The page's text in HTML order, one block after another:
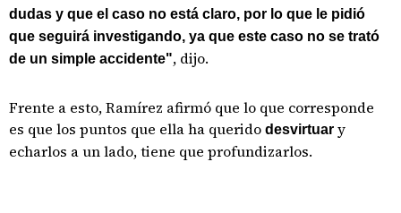
dudas y que el caso no está claro, por lo que le pidió
que seguirá investigando, ya que este caso no se trató
de un simple accidente", dijo.
Frente a esto, Ramírez afirmó que lo que corresponde
es que los puntos que ella ha querido desvirtuar y
echarlos a un lado, tiene que profundizarlos.